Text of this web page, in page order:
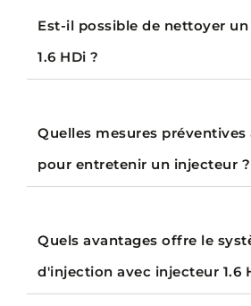
Est-il possible de nettoyer
1.6 HDi ?
Quelles mesures préventives
pour entretenir un injecteur ?
Quels avantages offre le
d'injection avec injecteur 1.6